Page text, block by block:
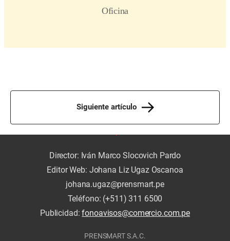
Siguiente artículo
Director: Iván Marco Slocovich Pardo
Editor Web: Johana Liz Ugaz Oscanoa
johana.ugaz@prensmart.pe
Teléfono: (+511) 311 6500
Publicidad:fonoavisos@comercio.com.pe
PRENSMART S.A.C.